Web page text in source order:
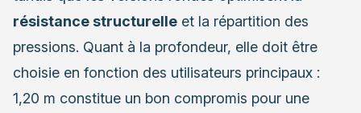
résistance structurelle et la répartition des
pressions. Quant à la profondeur, elle doit être
choisie en fonction des utilisateurs principaux :
1,20 m constitue un bon compromis pour une